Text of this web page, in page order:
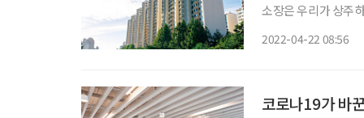
소장은 우리가 상주
2022-04-22 08:56
코로나19가 바